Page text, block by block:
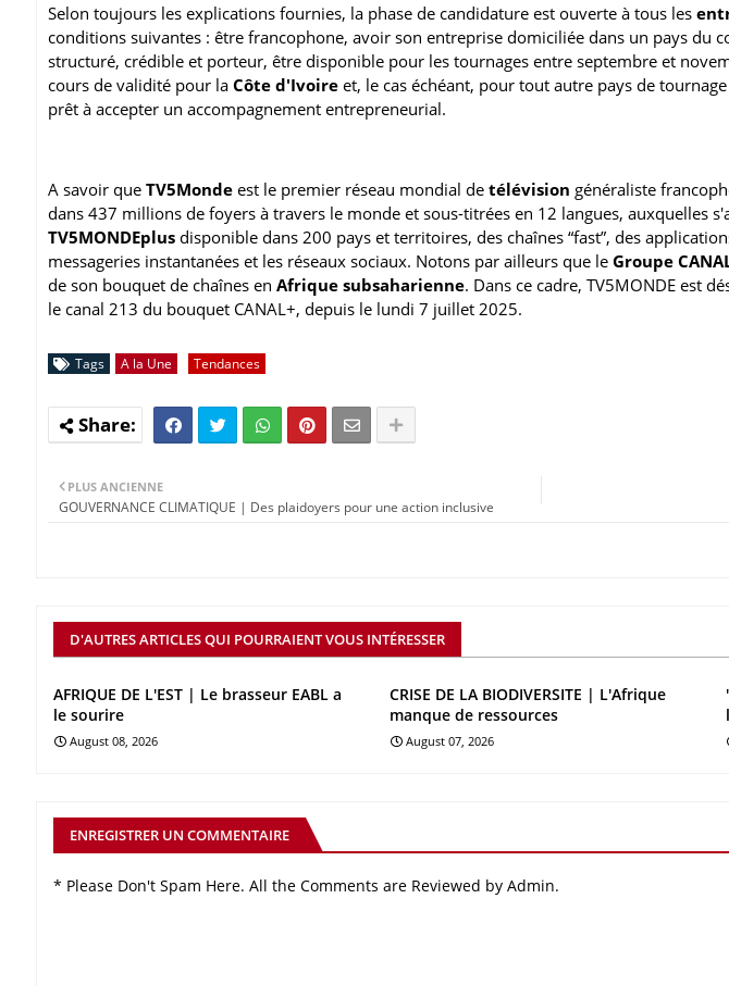
Selon toujours les explications fournies, la phase de candidature est ouverte à tous les
conditions suivantes : être francophone, avoir son entreprise domiciliée dans un pays du
structuré, crédible et porteur, être disponible pour les tournages entre septembre et
cours de validité pour la Côte d'Ivoire et, le cas échéant, pour tout autre pays de
prêt à accepter un accompagnement entrepreneurial.
A savoir que TV5Monde est le premier réseau mondial de télévision généraliste
dans 437 millions de foyers à travers le monde et sous-titrées en 12 langues, auxquelles
TV5MONDEplus disponible dans 200 pays et territoires, des chaînes “fast”, des
messageries instantanées et les réseaux sociaux. Notons par ailleurs que le Groupe
de son bouquet de chaînes en Afrique subsaharienne. Dans ce cadre, TV5MONDE est
le canal 213 du bouquet CANAL+, depuis le lundi 7 juillet 2025.
Tags A la Une Tendances
PLUS ANCIENNE
GOUVERNANCE CLIMATIQUE | Des plaidoyers pour une action inclusive
D'AUTRES ARTICLES QUI POURRAIENT VOUS INTÉRESSER
AFRIQUE DE L'EST | Le brasseur EABL a
le sourire
August 08, 2026
CRISE DE LA BIODIVERSITE | L'Afrique
manque de ressources
August 07, 2026
ENREGISTRER UN COMMENTAIRE
* Please Don't Spam Here. All the Comments are Reviewed by Admin.